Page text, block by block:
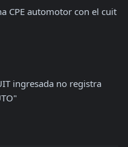
CPE automotor con el cuit